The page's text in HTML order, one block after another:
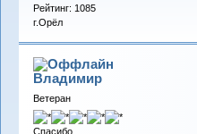
Рейтинг: 1085
г.Орёл
Владимиp
Ветеран
Спасибо